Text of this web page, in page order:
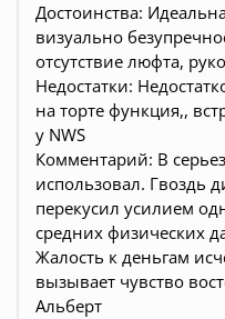
Достоинства:
визуально
отсутствие люфта,
Недостатки:
на торте функция,,
у NWS
Комментарий: В
использовал. Гвоздь
перекусил усилием
средних физических
Жалость к деньгам
вызывает чувство
Альберт